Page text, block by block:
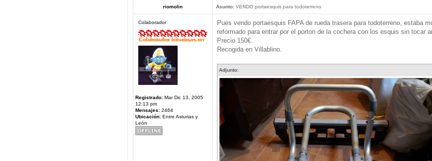
riomolin Asunto:VENDO portaesquis para todoterreno
Colaborador
Registrado:Mar Dic 13, 2005
12:13 pm
Mensajes:2464
Ubicación:Entre Asturias y
León
Pues vendo portaesquis FAPA de rueda trasera para todoterreno, estaba
reformado para entrar por el porton de la cochera con los esquis sin tocar
Precio 150€.
Recogida en Villablino.
Adjunto: